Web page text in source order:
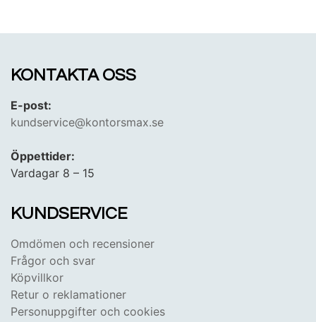
KONTAKTA OSS
E-post:
kundservice@kontorsmax.se
Öppettider:
Vardagar 8 – 15
KUNDSERVICE
Omdömen och recensioner
Frågor och svar
Köpvillkor
Retur o reklamationer
Personuppgifter och cookies